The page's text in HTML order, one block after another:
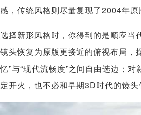
感，传统风格则尽量复现了2004年
选择新形风格时，你得到的是顺应当
镜头恢复为原版更接近的俯视布局，
忆”与“现代流畅度”之间自由选边；
定开火，也不必和早期3D时代的镜头